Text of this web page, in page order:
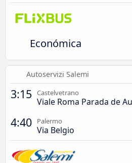
Económica
Autoservizi Salemi
3:15 Castelvetrano
Viale Roma Parada de
4:40 Palermo
Via Belgio